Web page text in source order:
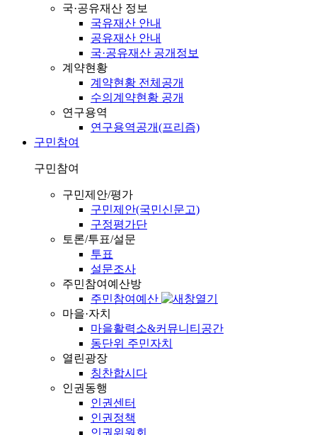
국·공유재산 정보
국유재산 안내
공유재산 안내
국·공유재산 공개정보
계약현황
계약현황 전체공개
수의계약현황 공개
연구용역
연구용역공개(프리즘)
구민참여
구민참여
구민제안/평가
구민제안(국민신문고)
구정평가단
토론/투표/설문
투표
설문조사
주민참여예산방
주민참여예산
마을·자치
마을활력소&커뮤니티공간
동단위 주민자치
열린광장
칭찬합시다
인권동행
인권센터
인권정책
인권위원회